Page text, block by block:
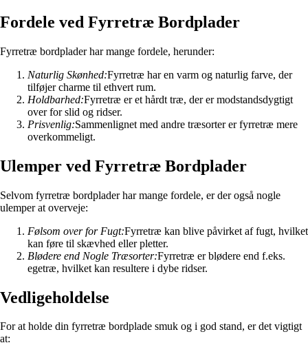
Fordele ved Fyrretræ Bordplader
Fyrretræ bordplader har mange fordele, herunder:
Naturlig Skønhed:Fyrretræ har en varm og naturlig farve, der
tilføjer charme til ethvert rum.
Holdbarhed:Fyrretræ er et hårdt træ, der er modstandsdygtigt
over for slid og ridser.
Prisvenlig:Sammenlignet med andre træsorter er fyrretræ mere
overkommeligt.
Ulemper ved Fyrretræ Bordplader
Selvom fyrretræ bordplader har mange fordele, er der også nogle
ulemper at overveje:
Følsom over for Fugt:Fyrretræ kan blive påvirket af fugt, hvilket
kan føre til skævhed eller pletter.
Blødere end Nogle Træsorter:Fyrretræ er blødere end f.eks.
egetræ, hvilket kan resultere i dybe ridser.
Vedligeholdelse
For at holde din fyrretræ bordplade smuk og i god stand, er det vigtigt
at: